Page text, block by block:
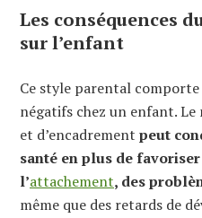
Les conséquences
sur l’enfant
Ce style parental
négatifs chez un enfant. Le
et d’encadrement peut
santé en plus de
l’attachement, des
même que des retards de